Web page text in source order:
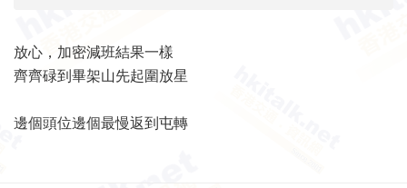
放心，加密減班結果一樣
齊齊碌到畢架山先起圍放星
邊個頭位邊個最慢返到屯轉